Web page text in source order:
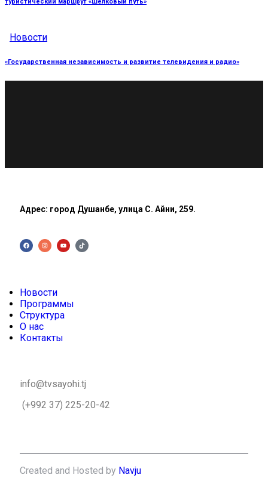
Новости
«Государственная независимость и развитие телевидения и радио»
Адрес: город Душанбе, улица С. Айни, 259.
Новости
Программы
Структура
О нас
Контакты
info@tvsayohi.tj
(+992 37) 225-20-42
Created and Hosted by Navju